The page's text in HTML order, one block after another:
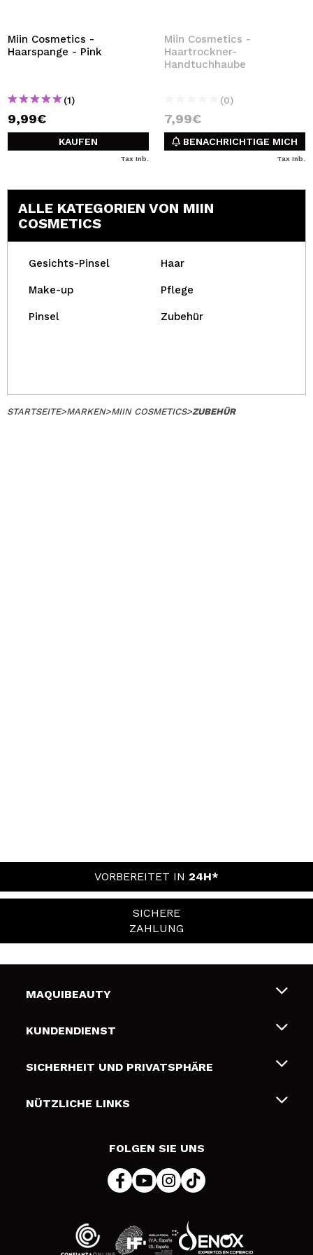
Miin Cosmetics -
Haarspange - Pink
(1)
9,99€
KAUFEN
Tax Inb.
Miin Cosmetics -
Haartrockner-
Handtuchhaube
(0)
7,99€
BENACHRICHTIGE MICH
Tax Inb.
ALLE KATEGORIEN VON MIIN
COSMETICS
Gesichts-Pinsel Haar
Make-up Pflege
Pinsel Zubehür
STARTSEITE>MARKEN>MIIN COSMETICS>ZUBEHÜR
VORBEREITET IN 24H*
SICHERE
ZAHLUNG
MAQUIBEAUTY
Über uns
Geschenkkarten
KUNDENDIENST
Liefer- und Versandkosten
Zahlung
SICHERHEIT UND PRIVATSPHÄRE
Bedingungen und Datenschutz
NÜTZLICHE LINKS
FOLGEN SIE UNS